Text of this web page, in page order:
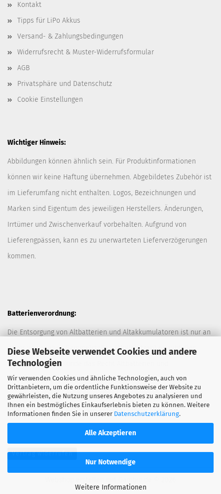
Diese Webseite verwendet Cookies und andere
Technologien
Wir verwenden Cookies und ähnliche Technologien, auch von
Drittanbietern, um die ordentliche Funktionsweise der Website zu
gewährleisten, die Nutzung unseres Angebotes zu analysieren und
Ihnen ein bestmögliches Einkaufserlebnis bieten zu können. Weitere
Informationen finden Sie in unserer Datenschutzerklärung.
Alle Akzeptieren
Nur Notwendige
Weitere Informationen
Kontakt
Tipps für LiPo Akkus
Versand- & Zahlungsbedingungen
Widerrufsrecht & Muster-Widerrufsformular
AGB
Privatsphäre und Datenschutz
Cookie Einstellungen
Wichtiger Hinweis:
Abbildungen können ähnlich sein. Für Produktinformationen
können wir keine Haftung übernehmen. Abgebildetes Zubehör ist
im Lieferumfang nicht enthalten. Logos, Bezeichnungen und
Marken sind Eigentum des jeweiligen Herstellers. Änderungen,
Irrtümer und Zwischenverkauf vorbehalten. Aufgrund von
Lieferengpässen, kann es zu unerwarteten Lieferverzögerungen
kommen.
Batterienverordnung:
Die Entsorgung von Altbatterien und Altakkumulatoren ist nur an
davor vorgesehen Sammelstellen (Müllplätzen) erlaubt. Des
Weiteren hat der Kunde das Recht Altbatterien und
Altakkumulatoren ausreichend frankiert an den Anbieter
zurückzuschicken. Die Entsorgung der Altbatterien und
Altakkumulatoren durch den Anbieter erfolgt kostenlos.
Vertrag widerrufen